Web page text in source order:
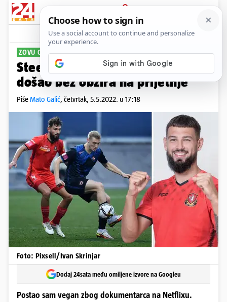
PRIJAVA
Sport Komentari
ZOVU GA MATA PLUS+
Steenvoorden: U Hajduk bih
došao bez obzira na prijetnje
PišeMato Galić, četvrtak, 5.5.2022. u 17:18
Foto: Pixsell/Ivan Skrinjar
Dodaj 24sata među omiljene izvore na Googleu
Postao sam vegan zbog dokumentarca na Netflixu.